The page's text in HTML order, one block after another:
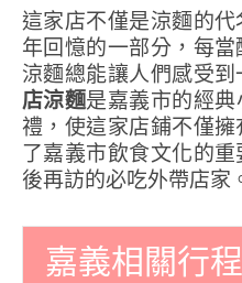
這家店不僅是涼麵的
年回憶的一部分，每
涼麵總能讓人們感受
店涼麵是嘉義市的經
禮，使這家店鋪不僅
了嘉義市飲食文化的
後再訪的必吃外帶店家
嘉義相關行